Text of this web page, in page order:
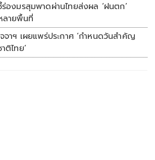
องมรสุมพาดผ่านไทยส่งผล ‘ฝนตก’
ลายพื้นที่
จาฯ เผยแพร่ประกาศ ‘กำหนดวันสำคัญ
ติไทย’